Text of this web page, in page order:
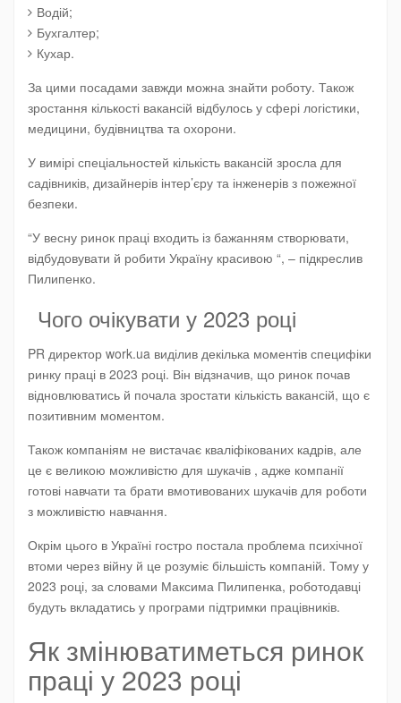
Водій;
Бухгалтер;
Кухар.
За цими посадами завжди можна знайти роботу. Також
зростання кількості вакансій відбулось у сфері логістики,
медицини, будівництва та охорони.
У вимірі спеціальностей кількість вакансій зросла для
садівників, дизайнерів інтер’єру та інженерів з пожежної
безпеки.
“У весну ринок праці входить із бажанням створювати,
відбудовувати й робити Україну красивою “, – підкреслив
Пилипенко.
Чого очікувати у 2023 році
PR директор work.ua виділив декілька моментів специфіки
ринку праці в 2023 році. Він відзначив, що ринок почав
відновлюватись й почала зростати кількість вакансій, що є
позитивним моментом.
Також компаніям не вистачає кваліфікованих кадрів, але
це є великою можливістю для шукачів , адже компанії
готові навчати та брати вмотивованих шукачів для роботи
з можливістю навчання.
Окрім цього в Україні гостро постала проблема психічної
втоми через війну й це розуміє більшість компаній. Тому у
2023 році, за словами Максима Пилипенка, роботодавці
будуть вкладатись у програми підтримки працівників.
Як змінюватиметься ринок
праці у 2023 році